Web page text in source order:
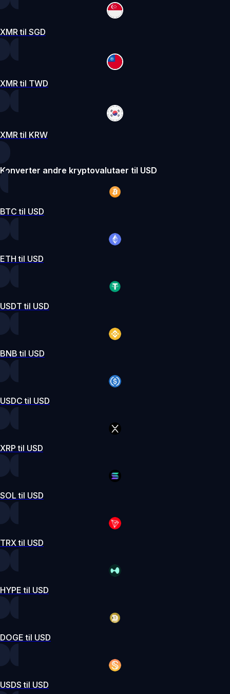
XMR til SGD
XMR til TWD
XMR til KRW
Konverter andre kryptovalutaer til USD
BTC til USD
ETH til USD
USDT til USD
BNB til USD
USDC til USD
XRP til USD
SOL til USD
TRX til USD
HYPE til USD
DOGE til USD
USDS til USD